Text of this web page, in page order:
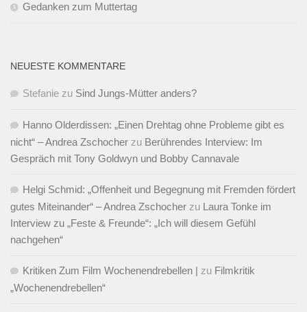
Gedanken zum Muttertag
NEUESTE KOMMENTARE
Stefanie zu Sind Jungs-Mütter anders?
Hanno Olderdissen: „Einen Drehtag ohne Probleme gibt es
nicht“ – Andrea Zschocher zu Berührendes Interview: Im
Gespräch mit Tony Goldwyn und Bobby Cannavale
Helgi Schmid: „Offenheit und Begegnung mit Fremden fördert
gutes Miteinander“ – Andrea Zschocher zu Laura Tonke im
Interview zu „Feste & Freunde“: „Ich will diesem Gefühl
nachgehen“
Kritiken Zum Film Wochenendrebellen | zu Filmkritik
„Wochenendrebellen“